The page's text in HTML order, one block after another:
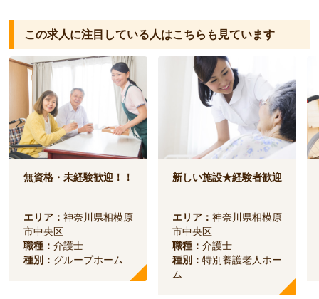
この求人に注目している人はこちらも見ています
無資格・未経験歓迎！！
エリア：神奈川県相模原
市中央区
職種：介護士
種別： グループホーム
新しい施設★経験者歓迎
エリア：神奈川県相模原
市中央区
職種：介護士
種別：特別養護老人ホー
ム